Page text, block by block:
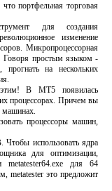
портфельная торговая
для создания
изменение
Микропроцессорная
Говоря простым языком -
на нескольких
В МТ5 появилась
процессорах. Причем вы
машинах.
процессоры машин,
использовать ядра
для оптимизации,
metatester64.exe для 64
metatester это предложит